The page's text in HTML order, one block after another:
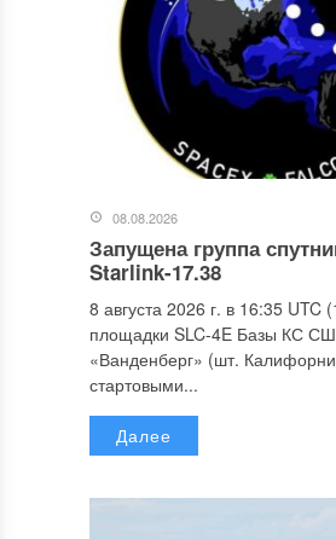
08.08.2026
Запущена группа
Starlink-17.38
8 августа 2026 г. в 16:35 UTC
площадки SLC-4E Базы КС
«Ванденберг» (шт.
стартовыми...
Далее